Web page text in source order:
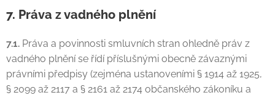
7. Práva z vadného plnění
7.1. Práva a povinnosti smluvních stran ohledně práv z
vadného plnění se řídí příslušnými obecně závaznými
právními předpisy (zejména ustanoveními § 1914 až 1925,
§ 2099 až 2117 a § 2161 až 2174 občanského zákoníku a